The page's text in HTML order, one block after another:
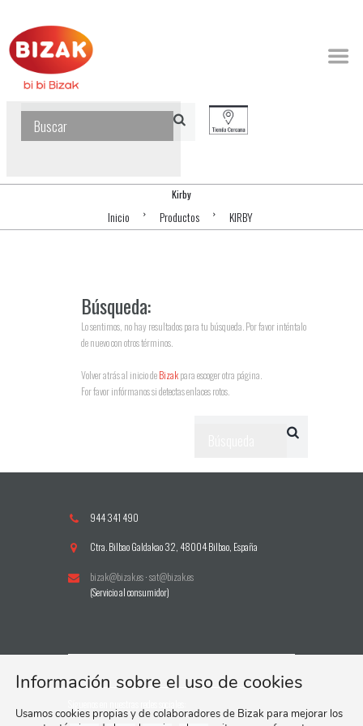
Kirby
Inicio Productos KIRBY
Búsqueda:
Lo sentimos, no hay resultados para tu búsqueda. Por favor inténtalo
de nuevo con otros términos.
Volver atrás al inicio deBizakpara escoger otra página.
For favor infórmanos si detectas enlaces rotos.
944 341 490
Ctra. Bilbao Galdakao 32, 48004 Bilbao, España
bizak@bizak.es·sat@bizak.es
(Servicio al consumidor)
Información sobre el uso de cookies
Usamos cookies propias y de colaboradores de Bizak para mejorar los